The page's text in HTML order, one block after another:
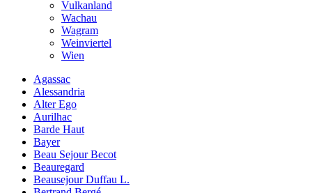
Vulkanland
Wachau
Wagram
Weinviertel
Wien
Agassac
Alessandria
Alter Ego
Aurilhac
Barde Haut
Bayer
Beau Sejour Becot
Beauregard
Beausejour Duffau L.